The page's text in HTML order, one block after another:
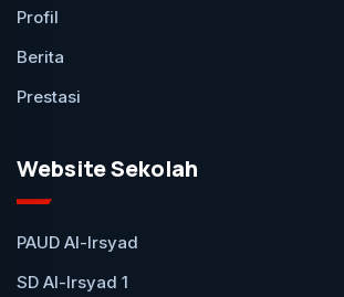
Profil
Berita
Prestasi
Website Sekolah
PAUD Al-Irsyad
SD Al-Irsyad 1